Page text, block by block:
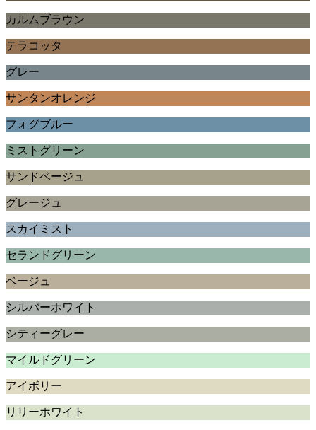
カルムブラウン
テラコッタ
グレー
サンタンオレンジ
フォグブルー
ミストグリーン
サンドベージュ
グレージュ
スカイミスト
セランドグリーン
ベージュ
シルバーホワイト
シティーグレー
マイルドグリーン
アイボリー
リリーホワイト